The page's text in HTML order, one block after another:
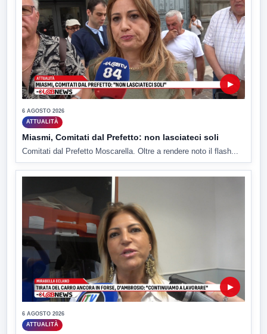
▶
6 AGOSTO 2026
ATTUALITÀ
Miasmi, Comitati dal Prefetto: non lasciateci soli
Comitati dal Prefetto Moscarella. Oltre a rendere noto il flash...
▶
6 AGOSTO 2026
ATTUALITÀ